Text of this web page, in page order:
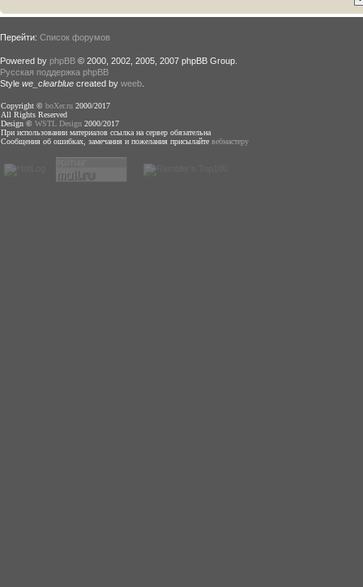
Перейти: Список форумов
Powered by phpBB © 2000, 2002, 2005, 2007 phpBB Group.
Русская поддержка phpBB
Style we_clearblue created by weeb
Copyright © boXer.ru 2000/2017
All Rights Reserved
Design © WSTL Design 2000/2017
При использовании материалов ссылка на сервер обязательна
Сообщения об ошибках, замечания и пожелания присылайте вебмастеру